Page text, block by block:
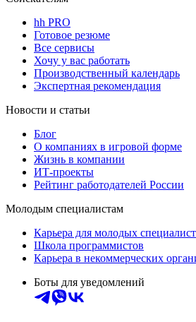
hh PRO
Готовое резюме
Все сервисы
Хочу у вас работать
Производственный календарь
Экспертная рекомендация
Новости и статьи
Блог
О компаниях в игровой форме
Жизнь в компании
ИТ-проекты
Рейтинг работодателей России
Молодым специалистам
Карьера для молодых
Школа программистов
Карьера в некоммерческих
Боты для уведомлений